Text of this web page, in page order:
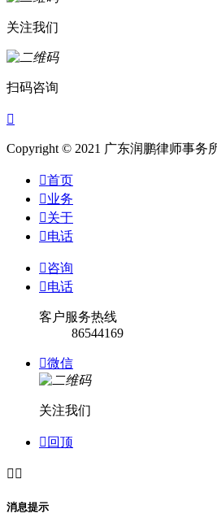
关注我们
扫码咨询

Copyright © 2021 广东润鹏律师事务
首页
业务
关于
电话
咨询
电话
客户服务热线
86544169
微信
关注我们
 回顶
 
消息提示